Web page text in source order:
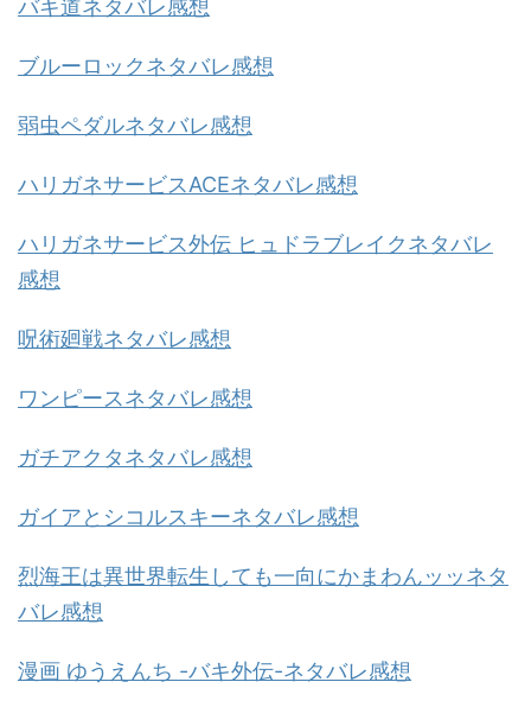
バキ道ネタバレ感想
ブルーロックネタバレ感想
弱虫ペダルネタバレ感想
ハリガネサービスACEネタバレ感想
ハリガネサービス外伝 ヒュドラブレイクネタバレ
感想
呪術廻戦ネタバレ感想
ワンピースネタバレ感想
ガチアクタネタバレ感想
ガイアとシコルスキーネタバレ感想
烈海王は異世界転生しても一向にかまわんッッネタ
バレ感想
漫画 ゆうえんち -バキ外伝-ネタバレ感想